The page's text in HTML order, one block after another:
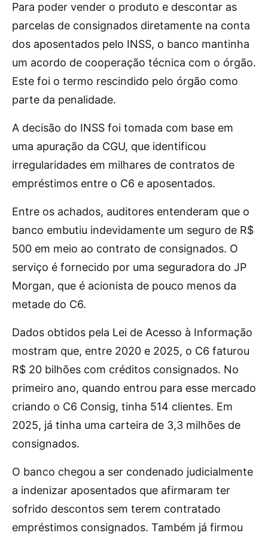
Para poder vender o produto e descontar as
parcelas de consignados diretamente na conta
dos aposentados pelo INSS, o banco mantinha
um acordo de cooperação técnica com o órgão.
Este foi o termo rescindido pelo órgão como
parte da penalidade.
A decisão do INSS foi tomada com base em
uma apuração da CGU, que identificou
irregularidades em milhares de contratos de
empréstimos entre o C6 e aposentados.
Entre os achados, auditores entenderam que o
banco embutiu indevidamente um seguro de R$
500 em meio ao contrato de consignados. O
serviço é fornecido por uma seguradora do JP
Morgan, que é acionista de pouco menos da
metade do C6.
Dados obtidos pela Lei de Acesso à Informação
mostram que, entre 2020 e 2025, o C6 faturou
R$ 20 bilhões com créditos consignados. No
primeiro ano, quando entrou para esse mercado
criando o C6 Consig, tinha 514 clientes. Em
2025, já tinha uma carteira de 3,3 milhões de
consignados.
O banco chegou a ser condenado judicialmente
a indenizar aposentados que afirmaram ter
sofrido descontos sem terem contratado
empréstimos consignados. Também já firmou